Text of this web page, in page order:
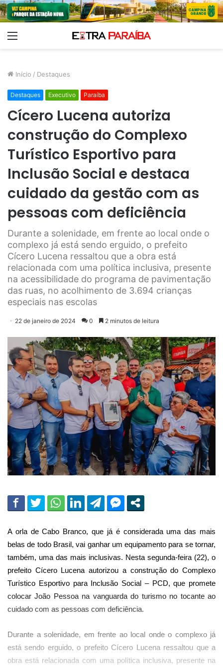
Início / Destaques
Destaques Executivo Paraíba
Cícero Lucena autoriza
construção do Complexo
Turístico Esportivo para
Inclusão Social e destaca
cuidado da gestão com as
pessoas com deficiência
Durante a solenidade, em frente ao local onde o
complexo já está sendo erguido, o prefeito
Cícero Lucena ressaltou que a obra está
relacionada com uma política inclusiva, presente
na acessibilidade do programa de pavimentação
das ruas, no acolhimento de 3.694 crianças
especiais nas escolas
22 de janeiro de 2024 0 2 minutos de leitura
A orla de Cabo Branco, que já é considerada uma das mais
belas de todo Brasil, vai ganhar um equipamento para se tornar,
também, uma das mais inclusivas. Nesta segunda-feira (22), o
prefeito Cícero Lucena autorizou a construção do Complexo
Turístico Esportivo para Inclusão Social – PCD, que promete
colocar João Pessoa na vanguarda do turismo no tocante ao
cuidado com as pessoas com deficiência.
Durante a solenidade, em frente ao local onde o complexo já
está sendo erguido, o prefeito Cícero Lucena ressaltou que a
obra está relacionada com uma política inclusiva, presente na